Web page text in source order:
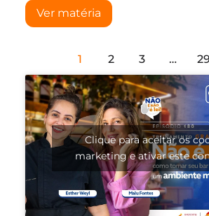
Ver matéria
1 2 3 … 29
Clique para aceitar os
marketing e ativar este